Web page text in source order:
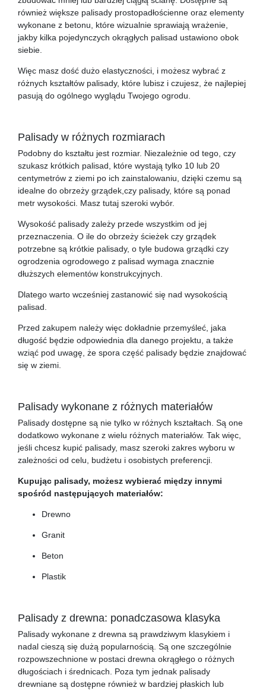
również większe palisady prostopadłościenne oraz elementy
wykonane z betonu, które wizualnie sprawiają wrażenie,
jakby kilka pojedynczych okrągłych palisad ustawiono obok
siebie.
Więc masz dość dużo elastyczności, i możesz wybrać z
różnych kształtów palisady, które lubisz i czujesz, że najlepiej
pasują do ogólnego wyglądu Twojego ogrodu.
Palisady w różnych rozmiarach
Podobny do kształtu jest rozmiar. Niezależnie od tego, czy
szukasz krótkich palisad, które wystają tylko 10 lub 20
centymetrów z ziemi po ich zainstalowaniu, dzięki czemu są
idealne do obrzeży grządek,czy palisady, które są ponad
metr wysokości. Masz tutaj szeroki wybór.
Wysokość palisady zależy przede wszystkim od jej
przeznaczenia. O ile do obrzeży ścieżek czy grządek
potrzebne są krótkie palisady, o tyle budowa grządki czy
ogrodzenia ogrodowego z palisad wymaga znacznie
dłuższych elementów konstrukcyjnych.
Dlatego warto wcześniej zastanowić się nad wysokością
palisad.
Przed zakupem należy więc dokładnie przemyśleć, jaka
długość będzie odpowiednia dla danego projektu, a także
wziąć pod uwagę, że spora część palisady będzie znajdować
się w ziemi.
Palisady wykonane z różnych materiałów
Palisady dostępne są nie tylko w różnych kształtach. Są one
dodatkowo wykonane z wielu różnych materiałów. Tak więc,
jeśli chcesz kupić palisady, masz szeroki zakres wyboru w
zależności od celu, budżetu i osobistych preferencji.
Kupując palisady, możesz wybierać między innymi
spośród następujących materiałów:
Drewno
Granit
Beton
Plastik
Palisady z drewna: ponadczasowa klasyka
Palisady wykonane z drewna są prawdziwym klasykiem i
nadal cieszą się dużą popularnością. Są one szczególnie
rozpowszechnione w postaci drewna okrągłego o różnych
długościach i średnicach. Poza tym jednak palisady
drewniane są dostępne również w bardziej płaskich lub